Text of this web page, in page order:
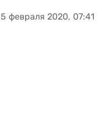
5 февраля 2020, 07:41